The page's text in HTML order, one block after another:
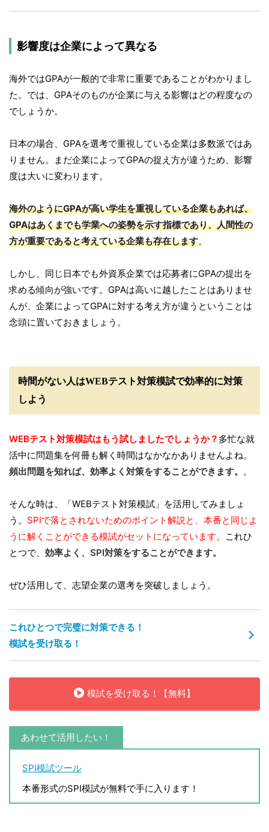
影響度は企業によって異なる
海外ではGPAが一般的で非常に重要であることがわかりまし
た。では、GPAそのものが企業に与える影響はどの程度なの
でしょうか。
日本の場合、GPAを選考で重視している企業は多数派ではあ
りません。まだ企業によってGPAの捉え方が違うため、影響
度は大いに変わります。
海外のようにGPAが高い学生を重視している企業もあれば、
GPAはあくまでも学業への姿勢を示す指標であり、人間性の
方が重要であると考えている企業も存在します。
しかし、同じ日本でも外資系企業では応募者にGPAの提出を
求める傾向が強いです。GPAは高いに越したことはありませ
んが、企業によってGPAに対する考え方が違うということは
念頭に置いておきましょう。
時間がない人はWEBテスト対策模試で効率的に対策
しよう
WEBテスト対策模試はもう試しましたでしょうか？ 多忙な就
活中に問題集を何冊も解く時間はなかなかありませんよね。
頻出問題を知れば、効率よく対策をすることができます。
。
そんな時は、「WEBテスト対策模試」を活用してみましょ
う。 SPIで落とされないためのポイント解説と、本番と同じよ
うに解くことができる模試がセットになっています。
これひ
とつで、 効率よく、SPI対策をすることができます。
ぜひ活用して、志望企業の選考を突破しましょう。
これひとつで完璧に対策できる！
模試を受け取る！
模試を受け取る！【無料】
あわせて活用したい！
SPI模試ツール
本番形式のSPI模試が無料で手に入ります！